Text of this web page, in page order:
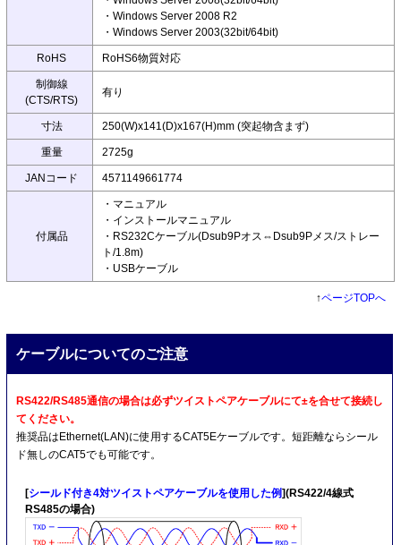
・Windows Server 2008 R2
・Windows Server 2003(32bit/64bit)
RoHS RoHS6物質対応
制御線
(CTS/RTS)
有り
寸法 250(W)x141(D)x167(H)mm (突起物含まず)
重量 2725g
JANコード 4571149661774
付属品
・マニュアル
・インストールマニュアル
・RS232Cケーブル(Dsub9Pオス⇔Dsub9Pメス/ストレー
ト/1.8m)
・USBケーブル
↑ページTOPへ
ケーブルについてのご注意
RS422/RS485通信の場合は必ずツイストペアケーブルにて±を合せて接続し
てください。
推奨品はEthernet(LAN)に使用するCAT5Eケーブルです。短距離ならシール
ド無しのCAT5でも可能です。
[シールド付き4対ツイストペアケーブルを使用した例](RS422/4線式
RS485の場合)